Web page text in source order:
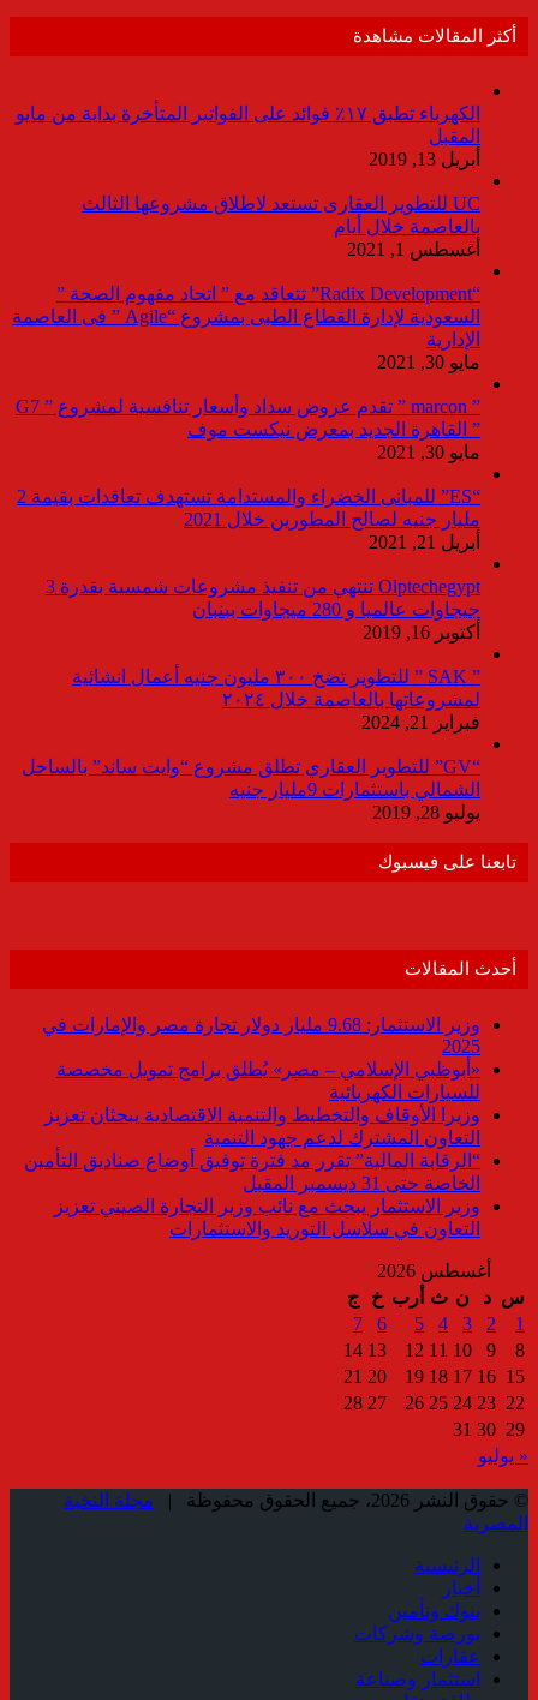
أكثر المقالات مشاهدة
الكهرباء تطبق ١٧٪ فوائد على الفواتير المتأخرة بداية من مايو
المقبل
أبريل 13, 2019
UC للتطوير العقارى تستعد لاطلاق مشروعها الثالث
بالعاصمة خلال أيام
أغسطس 1, 2021
“Radix Development” تتعاقد مع ” اتحاد مفهوم الصحة ”
السعودية لإدارة القطاع الطبى بمشروع “Agile ” فى العاصمة
الإدارية
مايو 30, 2021
” marcon ” تقدم عروض سداد وأسعار تنافسية لمشروع ” G7
” القاهرة الجديد بمعرض نيكست موف
مايو 30, 2021
“ES” للمبانى الخضراء والمستدامة تستهدف تعاقدات بقيمة 2
مليار جنيه لصالح المطورين خلال 2021
أبريل 21, 2021
Olptechegypt تنتهي من تنفيذ مشروعات شمسية بقدرة 3
جيجاوات عالميا و 280 ميجاوات ببنبان
أكتوبر 16, 2019
” SAK ” للتطوير تضخ ٣٠٠ مليون جنيه أعمال انشائية
لمشروعاتها بالعاصمة خلال ٢٠٢٤
فبراير 21, 2024
“GV” للتطوير العقاري تطلق مشروع “وايت ساند” بالساحل
الشمالي باستثمارات 9مليار جنيه
يوليو 28, 2019
تابعنا على فيسبوك
أحدث المقالات
وزير الاستثمار: 9.68 مليار دولار تجارة مصر والإمارات في
2025
«أبوظبي الإسلامي – مصر» يُطلق برامج تمويل مخصصة
للسيارات الكهربائية
وزيرا الأوقاف والتخطيط والتنمية الاقتصادية يبحثان تعزيز
التعاون المشترك لدعم جهود التنمية
“الرقابة المالية” تقرر مد فترة توفيق أوضاع صناديق التأمين
الخاصة حتى 31 ديسمبر المقبل
وزير الاستثمار يبحث مع نائب وزير التجارة الصيني تعزيز
التعاون في سلاسل التوريد والاستثمارات
أغسطس 2026
س د ن ث أرب خ
ج
1
2
3
4
5
6
7
8
9
10
11
12
13
14
15
16
17
18
19
20
21
22
23
24
25
26
27
28
29
30
31
« يوليو
© حقوق النشر 2026، جميع الحقوق محفوظة |
مجلة النخبة
المصرية
الرئيسية
أخبار
بنوك وتأمين
بورصة وشركات
عقارات
استثمار وصناعة